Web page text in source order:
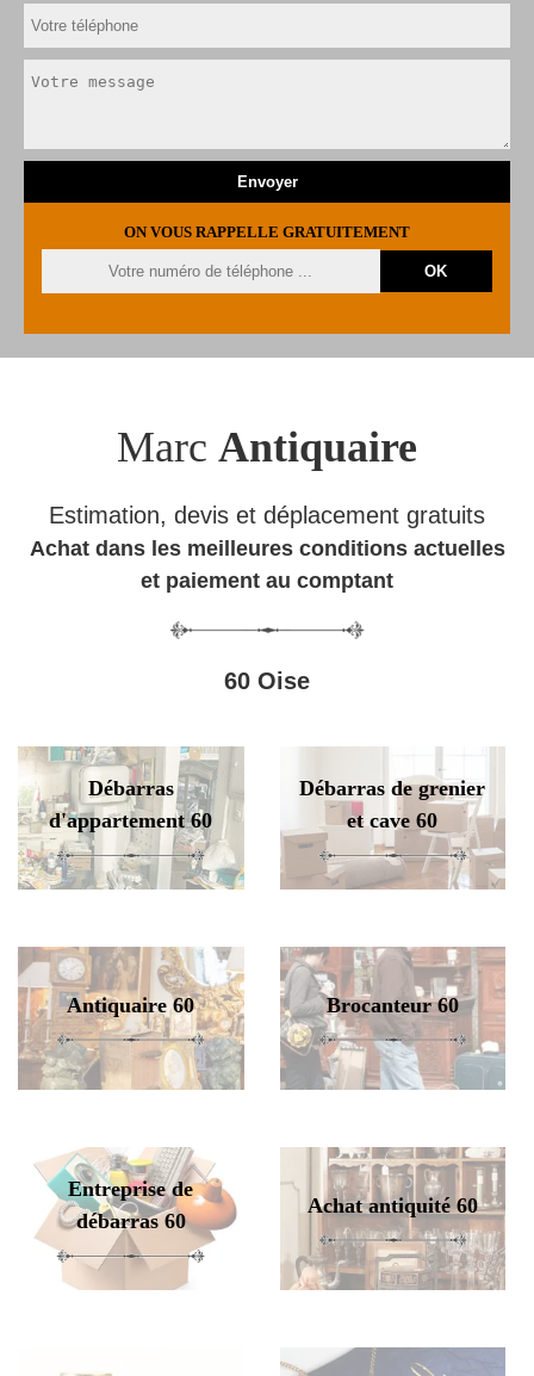
ON VOUS RAPPELLE GRATUITEMENT
Marc Antiquaire
Estimation, devis et déplacement gratuits
Achat dans les meilleures conditions actuelles
et paiement au comptant
60 Oise
Débarras
d'appartement 60
Débarras de grenier
et cave 60
Antiquaire 60 Brocanteur 60
Entreprise de
débarras 60
Achat antiquité 60